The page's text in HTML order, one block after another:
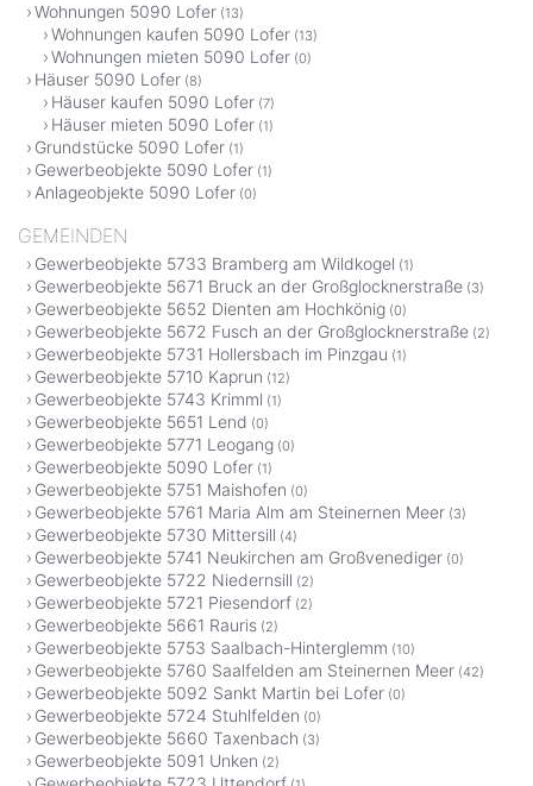
Wohnungen 5090 Lofer (13)
Wohnungen kaufen 5090 Lofer (13)
Wohnungen mieten 5090 Lofer (0)
Häuser 5090 Lofer (8)
Häuser kaufen 5090 Lofer (7)
Häuser mieten 5090 Lofer (1)
Grundstücke 5090 Lofer (1)
Gewerbeobjekte 5090 Lofer (1)
Anlageobjekte 5090 Lofer (0)
GEMEINDEN
Gewerbeobjekte 5733 Bramberg am Wildkogel (1)
Gewerbeobjekte 5671 Bruck an der Großglocknerstraße (3)
Gewerbeobjekte 5652 Dienten am Hochkönig (0)
Gewerbeobjekte 5672 Fusch an der Großglocknerstraße (2)
Gewerbeobjekte 5731 Hollersbach im Pinzgau (1)
Gewerbeobjekte 5710 Kaprun (12)
Gewerbeobjekte 5743 Krimml (1)
Gewerbeobjekte 5651 Lend (0)
Gewerbeobjekte 5771 Leogang (0)
Gewerbeobjekte 5090 Lofer (1)
Gewerbeobjekte 5751 Maishofen (0)
Gewerbeobjekte 5761 Maria Alm am Steinernen Meer (3)
Gewerbeobjekte 5730 Mittersill (4)
Gewerbeobjekte 5741 Neukirchen am Großvenediger (0)
Gewerbeobjekte 5722 Niedernsill (2)
Gewerbeobjekte 5721 Piesendorf (2)
Gewerbeobjekte 5661 Rauris (2)
Gewerbeobjekte 5753 Saalbach-Hinterglemm (10)
Gewerbeobjekte 5760 Saalfelden am Steinernen Meer (42)
Gewerbeobjekte 5092 Sankt Martin bei Lofer (0)
Gewerbeobjekte 5724 Stuhlfelden (0)
Gewerbeobjekte 5660 Taxenbach (3)
Gewerbeobjekte 5091 Unken (2)